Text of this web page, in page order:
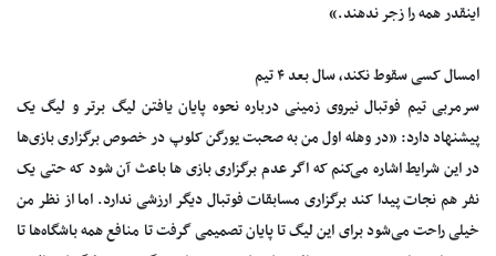
اینقدر همه را زجر ندهند.»
امسال کسی سقوط نکند، سال بعد ۴ تیم
سرمربی تیم فوتبال نیروی زمینی درباره نحوه پایان یافتن لیگ برتر و لیگ یک
پیشنهاد دارد: «در وهله اول من به صحبت یورگن کلوپ در خصوص برگزاری بازی‌ها
در این شرایط اشاره می‌کنم که اگر عدم برگزاری بازی ها باعث آن شود که حتی یک
نفر هم نجات پیدا کند برگزاری مسابقات فوتبال دیگر ارزشی ندارد. اما از نظر من
خیلی راحت می‌شود برای این لیگ تا پایان تصمیمی گرفت تا منافع همه باشگاه‌ها تا